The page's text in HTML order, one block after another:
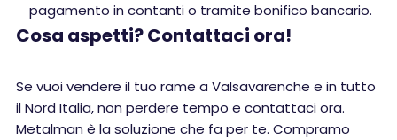
pagamento in contanti o tramite bonifico bancario.
Cosa aspetti? Contattaci ora!
Se vuoi vendere il tuo rame a Valsavarenche e in tutto
il Nord Italia, non perdere tempo e contattaci ora.
Metalman è la soluzione che fa per te. Compramo